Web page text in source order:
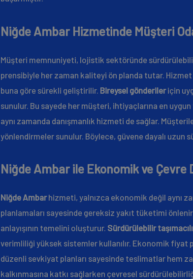
Niğde Ambar Hizmetinde Müşteri
Müşteri memnuniyeti, lojistik sektöründe sürdürülebilir
prensibiyle her zaman kaliteyi ön planda tutar.
buna göre sürekli geliştirilir. Bireysel gönderileriçin
sunulur. Bu sayede her müşteri, ihtiyaçlarına en uygun
aynı zamanda danışmanlık hizmeti de sağlar.
yönlendirmeler sunulur. Böylece, güvene dayalı uzun
Niğde Ambar ile Ekonomik ve Çevre
Niğde Ambarhizmeti, yalnızca ekonomik değil aynı
planlamaları sayesinde gereksiz yakıt tüketimi önlenir
anlayışının temelini oluşturur. Sürdürülebilir
verimliliği yüksek sistemler kullanılır. Ekonomik fiyat
düzenli sevkiyat planları sayesinde teslimatlar hem
kalkınmasına katkı sağlarken çevresel